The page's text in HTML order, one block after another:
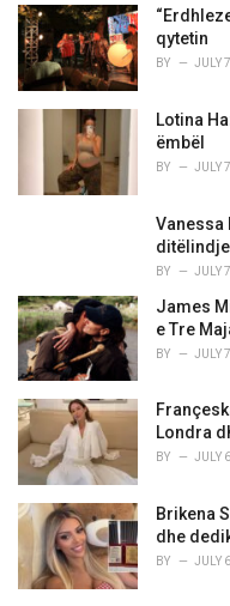
i
e
s
:
qytetin
BY JULY
Lotina
ëmbël
BY JULY
Vanessa
BY JULY
James
e Tre
BY JULY
Londra
BY JULY
Brikena
dhe
BY JULY